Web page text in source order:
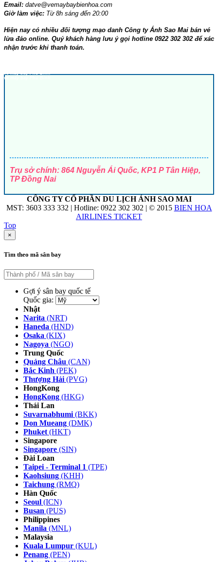
Email: datve@vemaybaybienhoa.com
Giờ làm việc: Từ 8h sáng đến 20:00
Hiện nay có nhiều đối tượng mạo danh Công ty Ánh Sao Mai bán vé
lừa đảo online. Quý khách hàng lưu ý gọi hotline 0922 302 302 để xác
nhận trước khi thanh toán.
vé máy bay Phú Bình
Trụ sở chính: 864 Nguyễn Ái Quốc, KP1 P Tân Hiệp,
TP Đồng Nai
CÔNG TY CỔ PHẦN DU LỊCH ÁNH SAO MAI
MST: 3603 333 332 | Hotline: 0922 302 302 | © 2015 BIEN HOA
AIRLINES TICKET
Top
×
Tìm theo mã sân bay
Gợi ý sân bay quốc tế
Quốc gia:
Nhật
Narita (NRT)
Haneda (HND)
Osaka (KIX)
Nagoya (NGO)
Trung Quốc
Quảng Châu (CAN)
Bắc Kinh (PEK)
Thượng Hải (PVG)
HongKong
HongKong (HKG)
Thái Lan
Suvarnabhumi (BKK)
Don Mueang (DMK)
Phuket (HKT)
Singapore
Singapore (SIN)
Đài Loan
Taipei - Terminal 1 (TPE)
Kaohsiung (KHH)
Taichung (RMQ)
Hàn Quốc
Seoul (ICN)
Busan (PUS)
Philippines
Manila (MNL)
Malaysia
Kuala Lumpur (KUL)
Penang (PEN)